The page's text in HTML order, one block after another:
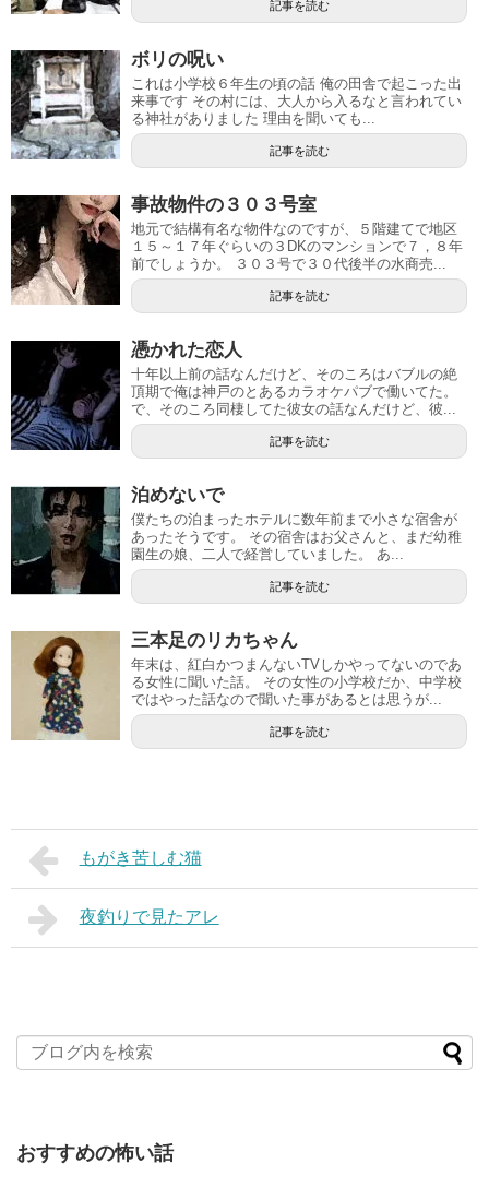
記事を読む
ボリの呪い
これは小学校６年生の頃の話 俺の田舎で起こった出
来事です その村には、大人から入るなと言われてい
る神社がありました 理由を聞いても...
記事を読む
事故物件の３０３号室
地元で結構有名な物件なのですが、５階建てで地区
１５～１７年ぐらいの３DKのマンションで７，８年
前でしょうか。 ３０３号で３０代後半の水商売...
記事を読む
憑かれた恋人
十年以上前の話なんだけど、そのころはバブルの絶
頂期で俺は神戸のとあるカラオケパブで働いてた。
で、そのころ同棲してた彼女の話なんだけど、彼...
記事を読む
泊めないで
僕たちの泊まったホテルに数年前まで小さな宿舎が
あったそうです。 その宿舎はお父さんと、まだ幼稚
園生の娘、二人で経営していました。 あ...
記事を読む
三本足のリカちゃん
年末は、紅白かつまんないTVしかやってないのであ
る女性に聞いた話。 その女性の小学校だか、中学校
ではやった話なので聞いた事があるとは思うが...
記事を読む
もがき苦しむ猫
夜釣りで見たアレ
おすすめの怖い話